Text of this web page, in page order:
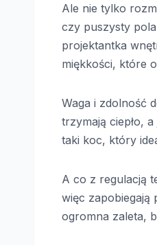
Ale nie tylko
czy puszysty
projektantka
miękkości, które
Waga i zdolność
trzymają ciepło,
taki koc, który
A co z regulacją
więc zapobiegają
ogromna zaleta,